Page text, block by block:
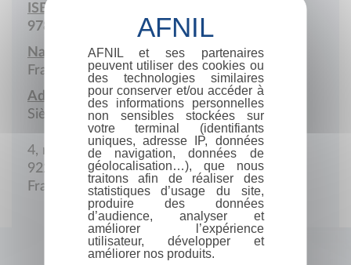
ISBN :
978-2-904451
Nationalité :
France
Adresse :
Siège social
4, rue Beffroy
92200 Neuilly
France
AFNIL et ses partenaires
peuvent utiliser des cookies ou
des technologies similaires
pour conserver et/ou accéder à
des informations personnelles
non sensibles stockées sur
votre terminal (identifiants
uniques, adresse IP, données
de navigation, données de
géolocalisation…), que nous
traitons afin de réaliser des
statistiques d’usage du site,
produire des données
d’audience, analyser et
améliorer l’expérience
utilisateur, développer et
améliorer nos produits.